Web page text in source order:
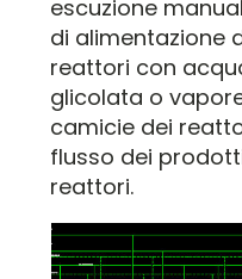
escuzione
di alimentazione
reattori con
glicolata o
camicie dei
flusso dei
reattori.